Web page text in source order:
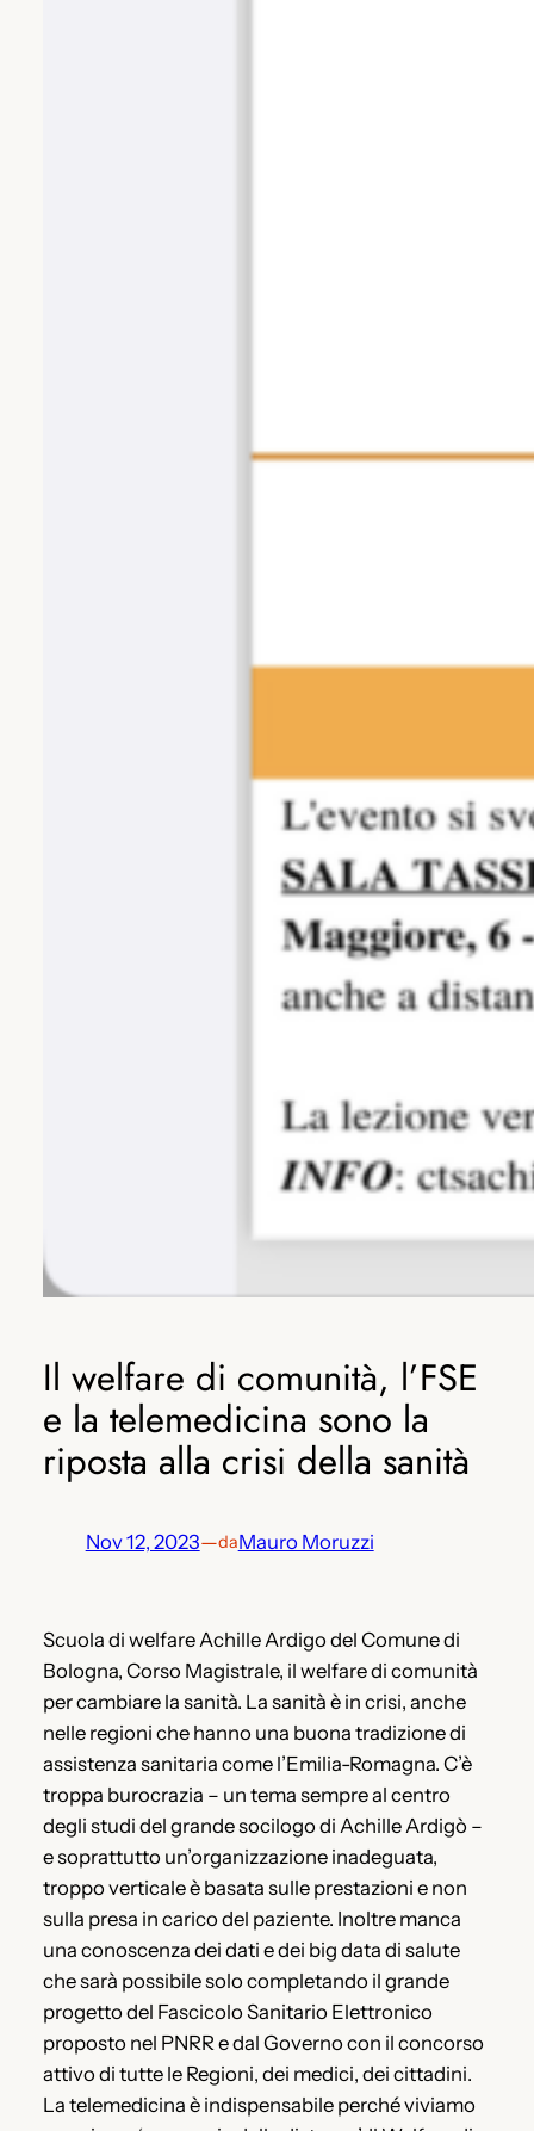
Il welfare di comunità, l’FSE
e la telemedicina sono la
riposta alla crisi della sanità
Nov 12, 2023—daMauro Moruzzi
Scuola di welfare Achille Ardigo del Comune di
Bologna, Corso Magistrale, il welfare di comunità
per cambiare la sanità. La sanità è in crisi, anche
nelle regioni che hanno una buona tradizione di
assistenza sanitaria come l’Emilia-Romagna. C’è
troppa burocrazia – un tema sempre al centro
degli studi del grande socilogo di Achille Ardigò –
e soprattutto un’organizzazione inadeguata,
troppo verticale è basata sulle prestazioni e non
sulla presa in carico del paziente. Inoltre manca
una conoscenza dei dati e dei big data di salute
che sarà possibile solo completando il grande
progetto del Fascicolo Sanitario Elettronico
proposto nel PNRR e dal Governo con il concorso
attivo di tutte le Regioni, dei medici, dei cittadini.
La telemedicina è indispensabile perché viviamo